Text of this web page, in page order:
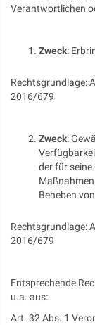
Verantwortlichen
Zweck:
Rechtsgrundlage:
2016/679
Zweck:
der für
Beheben
Rechtsgrundlage:
2016/679
Entsprechende
u.a. aus:
Art. 32 Abs. 1